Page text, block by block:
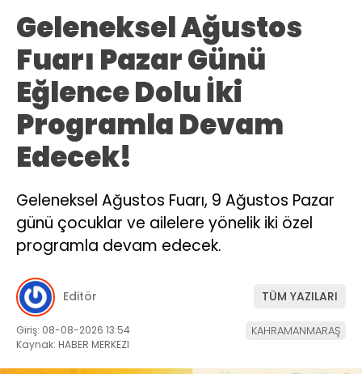
Geleneksel Ağustos
Fuarı Pazar Günü
Eğlence Dolu İki
Programla Devam
Edecek!
Geleneksel Ağustos Fuarı, 9 Ağustos Pazar
günü çocuklar ve ailelere yönelik iki özel
programla devam edecek.
Editör TÜM YAZILARI
Giriş: 08-08-2026 13:54
Kaynak: HABER MERKEZI
KAHRAMANMARAŞ